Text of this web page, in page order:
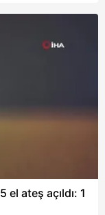
uyarınca
ve sitemizde
el ateş açıldı: 1